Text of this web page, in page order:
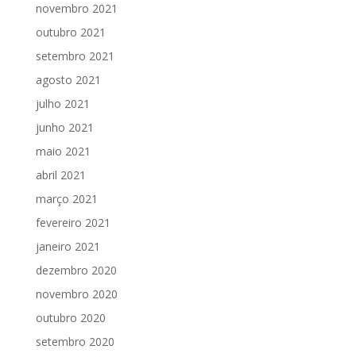
novembro 2021
outubro 2021
setembro 2021
agosto 2021
julho 2021
junho 2021
maio 2021
abril 2021
março 2021
fevereiro 2021
janeiro 2021
dezembro 2020
novembro 2020
outubro 2020
setembro 2020